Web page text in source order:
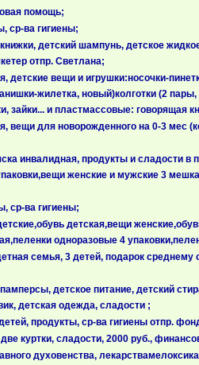
помощь;
ср-ва гигиены;
детский шампунь, детское
отпр. Светлана;
вещи и игрушки:носочки-
жилетка, новый)колготки (2
и пластмассовые: говорящая
для новорожденного на 0-3 мес
инвалидная, продукты и сладости
женские и мужские 3
ср-ва гигиены;
детская,вещи
одноразовые 4
семья, 3 детей, подарок
детское питание, детский
детская одежда, сладости ;
продукты, ср-ва гигиены отпр.
куртки, сладости, 2000 руб.,
духовенства,